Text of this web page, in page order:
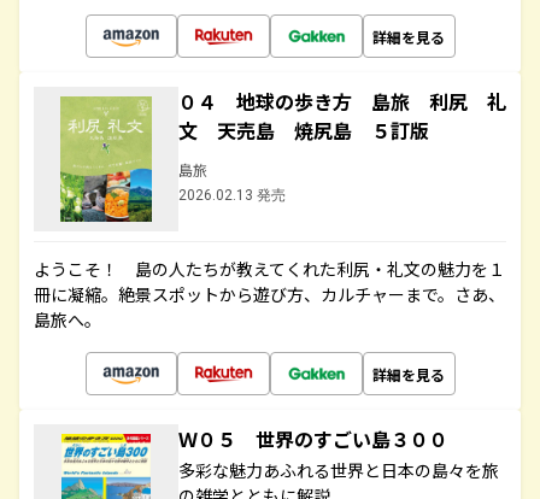
詳細を見る
０４ 地球の歩き方 島旅 利尻 礼
文 天売島 焼尻島 ５訂版
島旅
2026.02.13 発売
ようこそ！ 島の人たちが教えてくれた利尻・礼文の魅力を１
冊に凝縮。絶景スポットから遊び方、カルチャーまで。さあ、
島旅へ。
詳細を見る
Ｗ０５ 世界のすごい島３００
多彩な魅力あふれる世界と日本の島々を旅